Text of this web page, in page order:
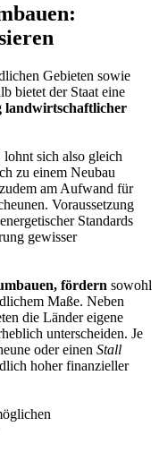
Gebieten sowie
bietet der Staat eine
landwirtschaftlicher
lohnt sich also gleich
zu einem Neubau
am Aufwand für
Voraussetzung
Standards
gewisser
fördern sowohl
Maße. Neben
die Länder eigene
unterscheiden. Je
oder einen Stall
hoher finanzieller